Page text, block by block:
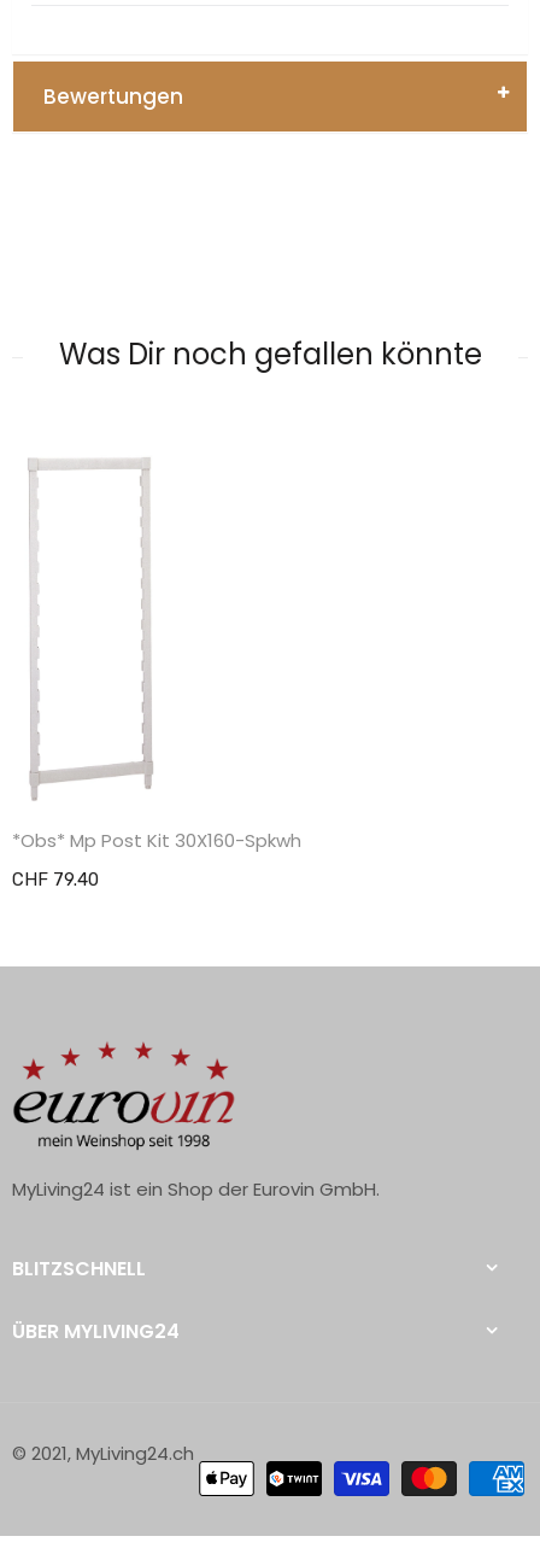
Bewertungen
Was Dir noch gefallen könnte
*Obs* Mp Post Kit 30X160-Spkwh
CHF 79.40
MyLiving24 ist ein Shop der Eurovin GmbH.
BLITZSCHNELL
ÜBER MYLIVING24
© 2021, MyLiving24.ch